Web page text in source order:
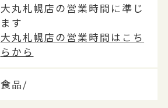
大丸札幌店の営業時間に準じ
ます
大丸札幌店の営業時間はこち
らから
食品/